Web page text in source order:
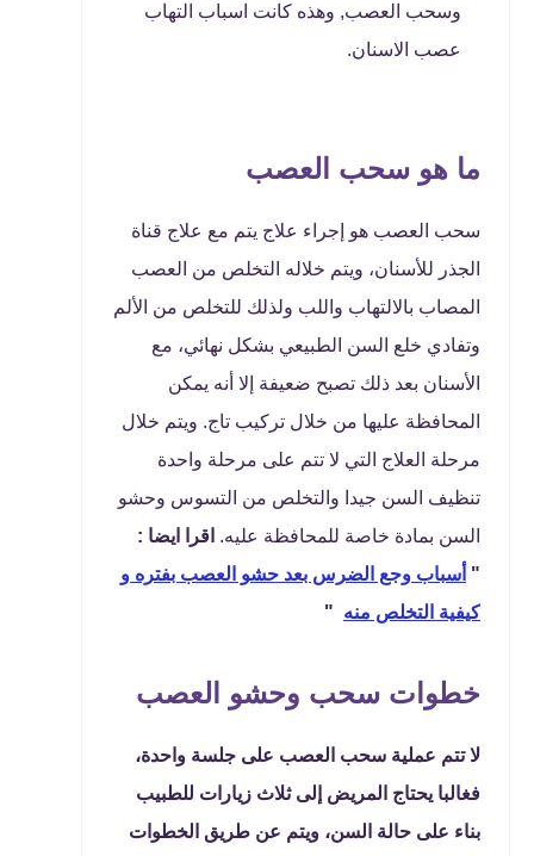
وسحب العصب, وهذه كانت اسباب التهاب
عصب الاسنان.
ما هو سحب العصب
سحب العصب هو إجراء علاج يتم مع علاج قناة
الجذر للأسنان، ويتم خلاله التخلص من العصب
المصاب بالالتهاب واللب ولذلك للتخلص من الألم
وتفادي خلع السن الطبيعي بشكل نهائي، مع
الأسنان بعد ذلك تصبح ضعيفة إلا أنه يمكن
المحافظة عليها من خلال تركيب تاج. ويتم خلال
مرحلة العلاج التي لا تتم على مرحلة واحدة
تنظيف السن جيدا والتخلص من التسوس وحشو
السن بمادة خاصة للمحافظة عليه. اقرا ايضا :
" أسباب وجع الضرس بعد حشو العصب بفتره و
كيفية التخلص منه "
خطوات سحب وحشو العصب
لا تتم عملية سحب العصب على جلسة واحدة،
فغالبا يحتاج المريض إلى ثلاث زيارات للطبيب
بناء على حالة السن، ويتم عن طريق الخطوات